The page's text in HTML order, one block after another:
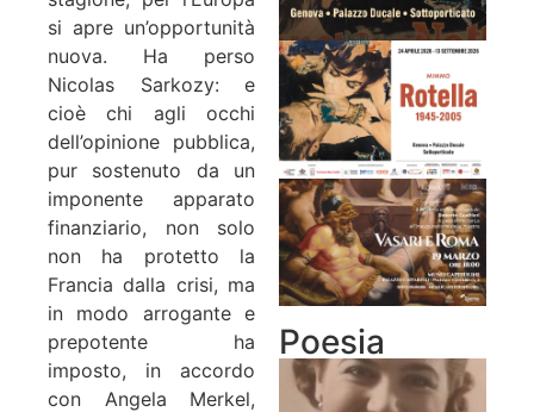
si apre un’opportunità
nuova. Ha perso
Nicolas Sarkozy: e
cioè chi agli occhi
dell’opinione pubblica,
pur sostenuto da un
imponente apparato
finanziario, non solo
non ha protetto la
Francia dalla crisi, ma
in modo arrogante e
prepotente ha
imposto, in accordo
con Angela Merkel,
Poesia